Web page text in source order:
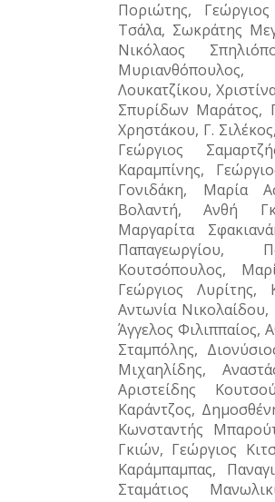
Ποριώτης,
Τσάλα, Σωκράτης
Νικόλαος
Λουκατζίκου,
Σπυρίδων Μαράτος,
Χρηστάκου, Γ.
Γεώργιος
Καραμπίνης,
Γονιδάκη, Μαρία
Βολαντή, Ανθή
Μαργαρίτα
Παπαγεωργίου,
Κουτσόπουλος,
Γεώργιος Λυρίτης,
Αντωνία
Άγγελος Φιλιππαίος,
Σταμπόλης,
Μιχαηλίδης,
Αριστείδης
Καράντζος,
Κωνσταντής
Γκιών, Γεώργιος
Καράμπαμπας,
Σταμάτιος